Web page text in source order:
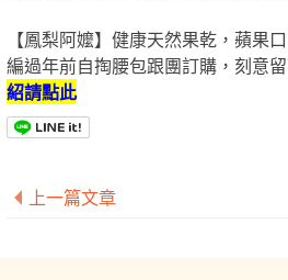
【鳳梨阿嬤】健康天然果乾，蘋果
編過年前自掏腰包跟團訂購，刻意
紹請點此
上一篇文章